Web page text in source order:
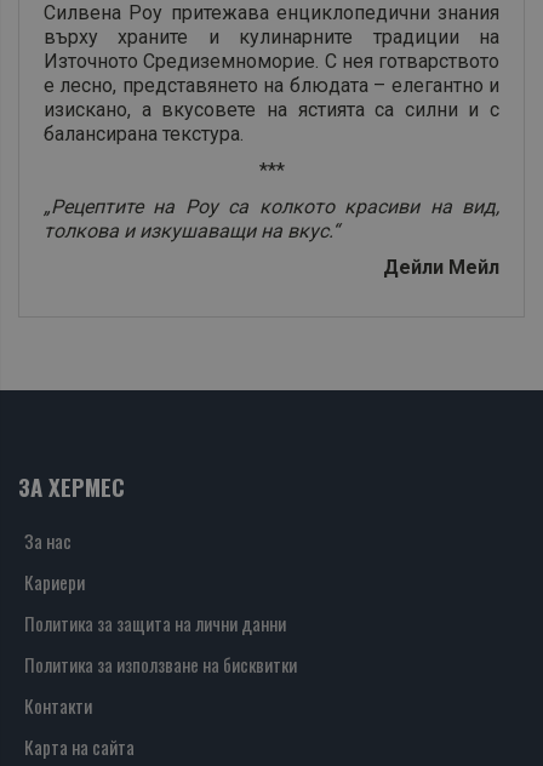
Силвена Роу притежава енциклопедични знания
върху храните и кулинарните традиции на
Източното Средиземноморие. С нея готварството
е лесно, представянето на блюдата – елегантно и
изискано, а вкусовете на ястията са силни и с
балансирана текстура.
***
„Рецептите на Роу са колкото красиви на вид,
толкова и изкушаващи на вкус.“
Дейли Мейл
ЗА ХЕРМЕС
За нас
Кариери
Политика за защита на лични данни
Политика за използване на бисквитки
Контакти
Карта на сайта